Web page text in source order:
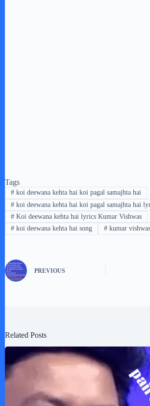
Tags
#koi deewana kehta hai koi pagal samajhta hai
#koi deewana kehta hai koi pagal samajhta hai
#Koi deewana kehta hai lyrics Kumar Vishwas
#koi deewana kehta hai song #kumar
PREVIOUS
Related Posts